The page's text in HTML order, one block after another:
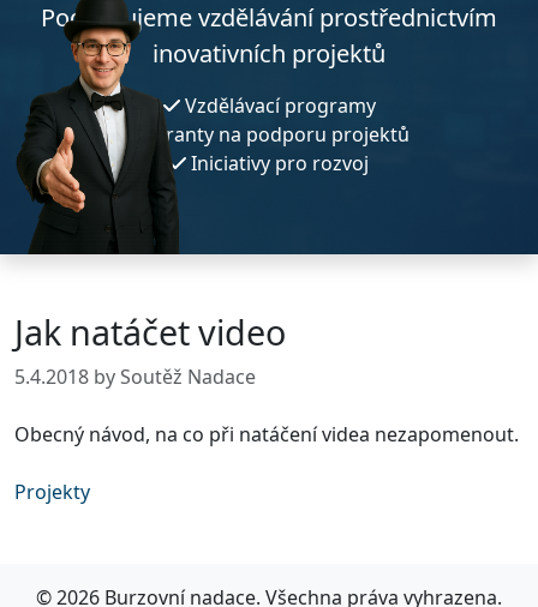
Podporujeme vzdělávání prostřednictvím
inovativních projektů
Vzdělávací programy
Granty na podporu projektů
Iniciativy pro rozvoj
Jak natáčet video
5.4.2018 by Soutěž Nadace
Obecný návod, na co při natáčení videa nezapomenout.
Projekty
© 2026 Burzovní nadace. Všechna práva vyhrazena.